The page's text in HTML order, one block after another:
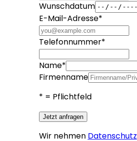
Wunschdatum
E-Mail-Adresse*
Telefonnummer*
Name*
Firmenname
* = Pflichtfeld
Jetzt anfragen
Wir nehmen Datenschutz